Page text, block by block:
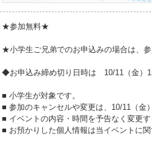
★参加無料★
★小学生ご兄弟でのお申込みの場合は、
◆お申込み締め切り日時は 10/11（金）
■ 小学生が対象です。
■ 参加のキャンセルや変更は、10/11（金
■ イベントの内容・時間を予告なく変更す
■ お預かりした個人情報は当イベントに